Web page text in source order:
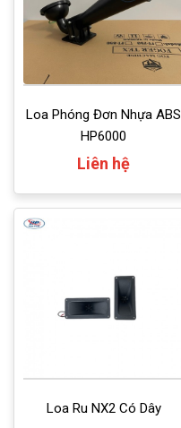
Loa Phóng Đơn Nhựa ABS
HP6000
Liên hệ
Loa Ru NX2 Có Dây